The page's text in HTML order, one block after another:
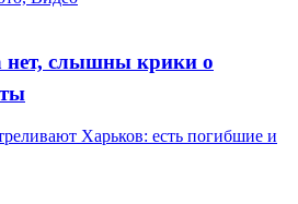
нет, слышны крики о